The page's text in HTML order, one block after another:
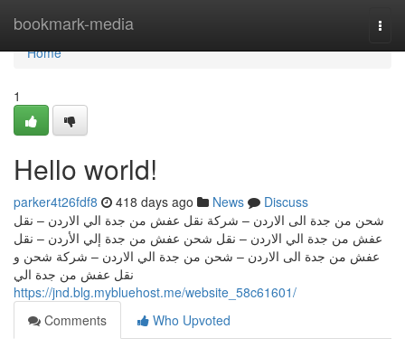
bookmark-media
Home
Home
1
Hello world!
parker4t26fdf8 418 days ago News
Discuss
شحن من جدة الى الاردن – شركة نقل عفش من جدة الي الاردن – نقل
عفش من جدة الي الاردن – نقل شحن عفش من جدة إلي الأردن – نقل
عفش من جدة الى الاردن – شحن من جدة الي الاردن – شركة شحن و
نقل عفش من جدة الي
https://jnd.blg.mybluehost.me/website_58c61601/
Comments
Who Upvoted